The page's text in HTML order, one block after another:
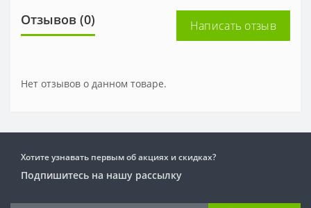
Отзывов (0) Написать отзыв
Нет отзывов о данном товаре.
Хотите узнавать первым об акциях и скидках?
Подпишитесь на нашу рассылку